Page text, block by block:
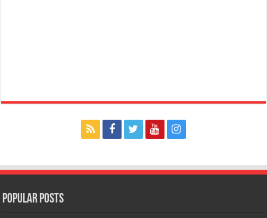
Popular Posts